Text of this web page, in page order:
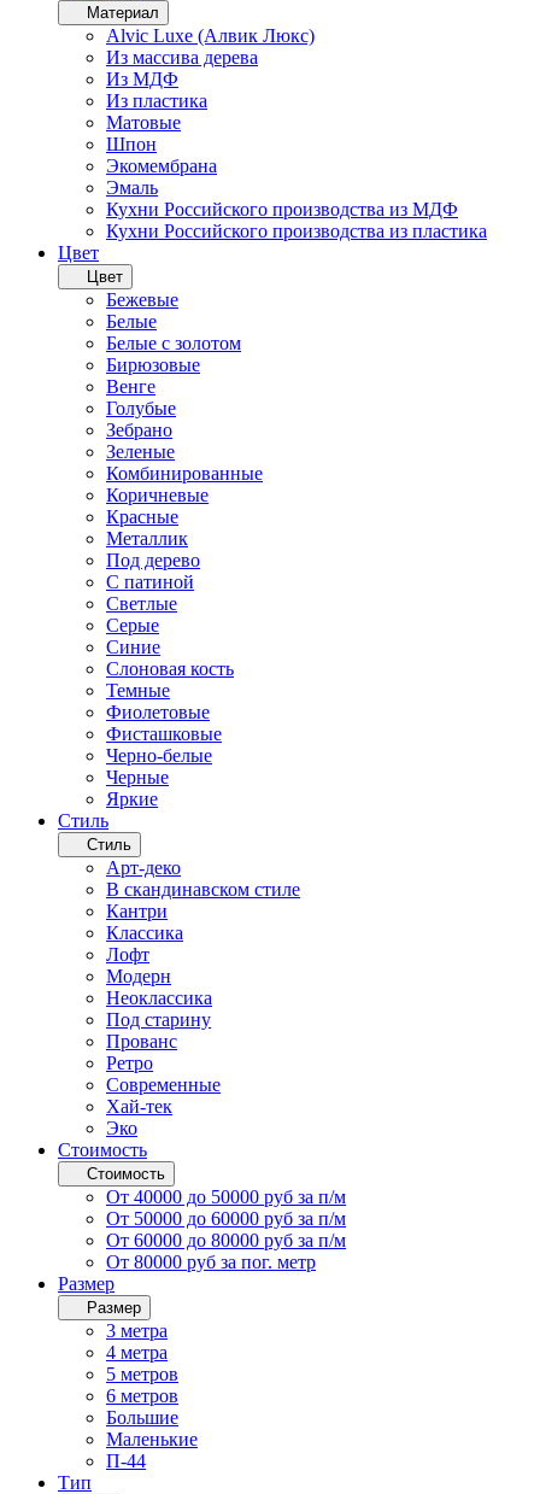
Материал
Alvic Luxe (Алвик Люкс)
Из массива дерева
Из МДФ
Из пластика
Матовые
Шпон
Экомембрана
Эмаль
Кухни Российского производства из МДФ
Кухни Российского производства из пластика
Цвет
Цвет
Бежевые
Белые
Белые с золотом
Бирюзовые
Венге
Голубые
Зебрано
Зеленые
Комбинированные
Коричневые
Красные
Металлик
Под дерево
С патиной
Светлые
Серые
Синие
Слоновая кость
Темные
Фиолетовые
Фисташковые
Черно-белые
Черные
Яркие
Стиль
Стиль
Арт-деко
В скандинавском стиле
Кантри
Классика
Лофт
Модерн
Неоклассика
Под старину
Прованс
Ретро
Современные
Хай-тек
Эко
Стоимость
Стоимость
От 40000 до 50000 руб за п/м
От 50000 до 60000 руб за п/м
От 60000 до 80000 руб за п/м
От 80000 руб за пог. метр
Размер
Размер
3 метра
4 метра
5 метров
6 метров
Большие
Маленькие
П-44
Тип